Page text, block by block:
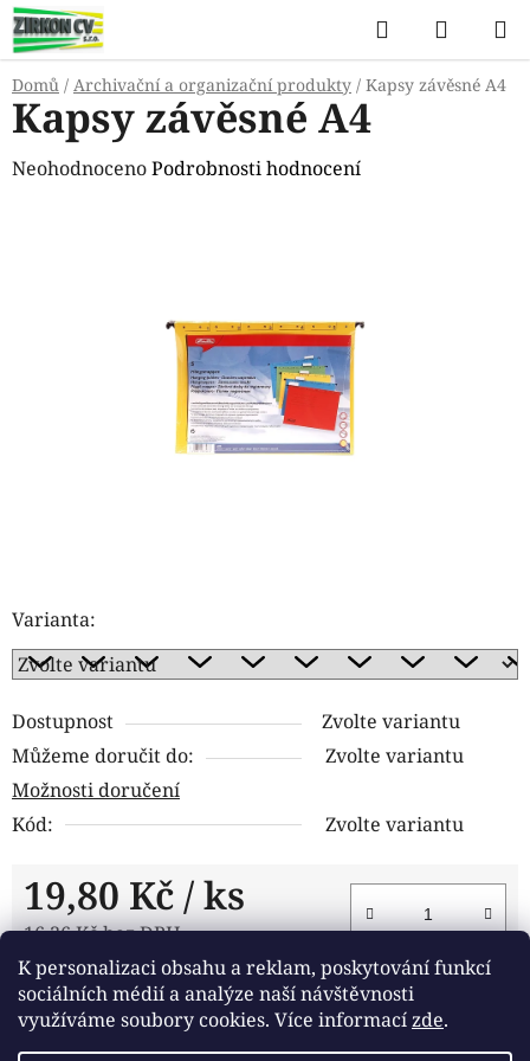
K personalizaci obsahu a reklam, poskytování funkcí
sociálních médií a analýze naší návštěvnosti
využíváme soubory cookies. Více informacízde.
Přejít
na
obsah
Hledat
KOŠÍK
Domů / Archivační a organizační produkty / Kapsy závěsné A4
Varianta:
Dostupnost
Zvolte variantu
Můžeme doručit do:
Zvolte variantu
Možnosti doručení
Kód:
Zvolte variantu
19,80 Kč / ks
16,36 Kč bez DPH
Měrná cena:
DO KOŠÍKU
Kapsy závěsné A4
Průměrné
NeohodnocenoPodrobnosti hodnocení